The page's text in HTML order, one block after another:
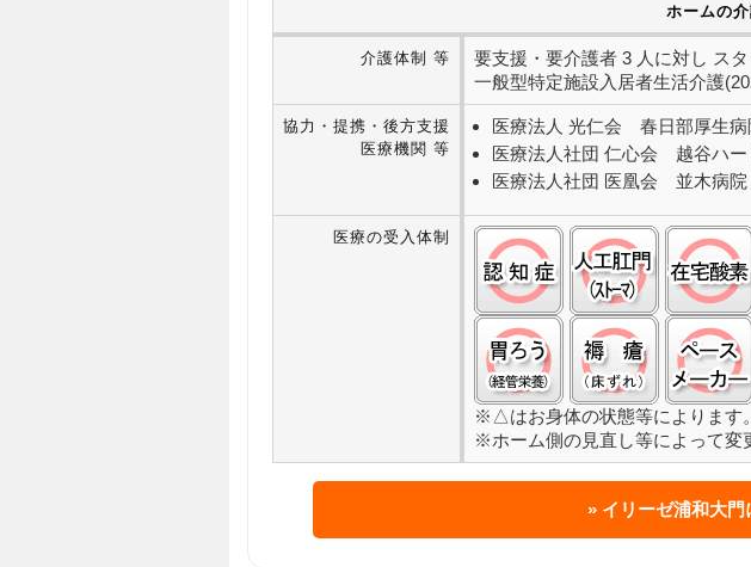
ホームの
介護体制 等
要支援・要介護者 3 人に対し ス
一般型特定施設入居者生活介護
協力・提携・後方支援
医療機関 等
医療法人 光仁会 春日部厚生病
医療法人社団 仁心会 越谷ハー
医療法人社団 医凰会 並木病院
医療の受入体制 認知症:○ ストーマ(
経管栄養(胃ろう):○
褥瘡（床ず
※△はお身体の状態等によります。
※ホーム側の見直し等によって変
イリーゼ浦和大門